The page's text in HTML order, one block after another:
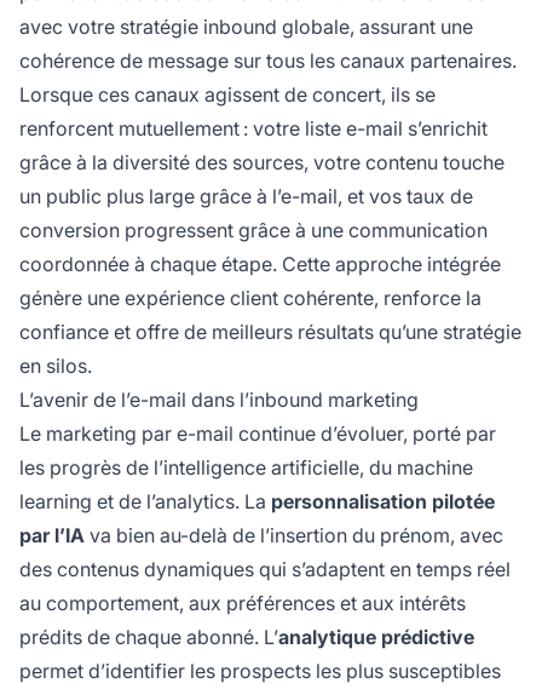
avec votre stratégie inbound globale, assurant une
cohérence de message sur tous les canaux partenaires.
Lorsque ces canaux agissent de concert, ils se
renforcent mutuellement : votre liste e-mail s’enrichit
grâce à la diversité des sources, votre contenu touche
un public plus large grâce à l’e-mail, et vos taux de
conversion progressent grâce à une communication
coordonnée à chaque étape. Cette approche intégrée
génère une expérience client cohérente, renforce la
confiance et offre de meilleurs résultats qu’une stratégie
en silos.
L’avenir de l’e-mail dans l’inbound marketing
Le marketing par e-mail continue d’évoluer, porté par
les progrès de l’intelligence artificielle, du machine
learning et de l’analytics. La personnalisation pilotée
par l’IA va bien au-delà de l’insertion du prénom, avec
des contenus dynamiques qui s’adaptent en temps réel
au comportement, aux préférences et aux intérêts
prédits de chaque abonné. L’analytique prédictive
permet d’identifier les prospects les plus susceptibles